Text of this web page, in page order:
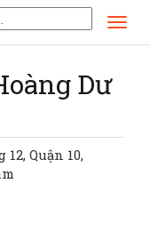
Dư
Quận 10,